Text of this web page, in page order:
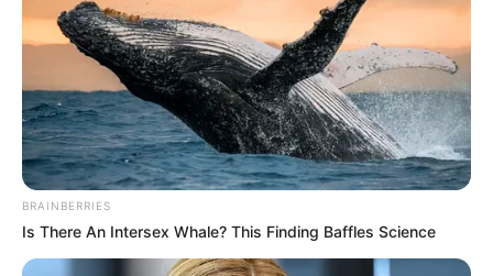
BRAINBERRIES
Is There An Intersex Whale? This Finding Baffles Science